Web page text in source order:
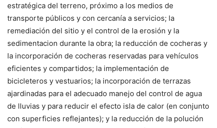
estratégica del terreno, próximo a los medios de
transporte públicos y con cercanía a servicios; la
remediación del sitio y el control de la erosión y la
sedimentacion durante la obra; la reducción de cocheras y
la incorporación de cocheras reservadas para vehículos
eficientes y compartidos; la implementación de
bicicleteros y vestuarios; la incorporación de terrazas
ajardinadas para el adecuado manejo del control de agua
de lluvias y para reducir el efecto isla de calor (en conjunto
con superficies reflejantes); y la reducción de la polución